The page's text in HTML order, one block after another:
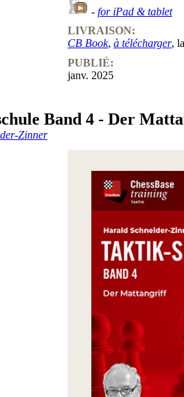
- for iPad & tablet
LIVRAISON:
CB Book, à télécharger,
PUBLIÉ:
janv. 2025
Band 4 - Der
Zinner